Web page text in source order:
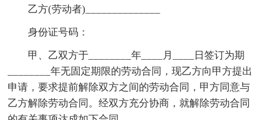
乙方(劳动者)______________
身份证号码：
甲、乙双方于________年____月____日签订为期
________年无固定期限的劳动合同，现乙方向甲方提出
申请，要求提前解除双方之间的劳动合同，甲方同意与
乙方解除劳动合同。经双方充分协商，就解除劳动合同